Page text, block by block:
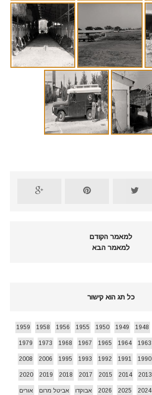
למאמר הקודם
למאמר הבא
כל תג הוא קישור
1948
1949
1950
1955
1956
1958
1959
1963
1964
1965
1967
1968
1973
1979
1990
1991
1992
1993
1995
2006
2008
2013
2014
2015
2017
2018
2019
2020
2024
2025
2026 אבוקדו אביטל מרום אורים